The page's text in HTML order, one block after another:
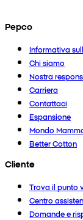
Pepco
Informativa
Chi siamo
Nostra
Carriera
Contattaci
Espansione
Mondo
Better Cotton
Cliente
Trova il punto
Centro
Domande e